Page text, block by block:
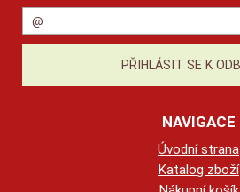
NAVIGACE
Úvodní strana
Katalog zboží